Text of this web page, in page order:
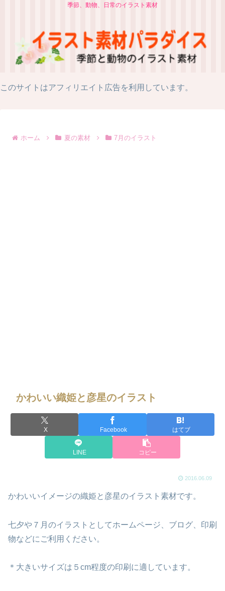
季節、動物、日常のイラスト素材
このサイトはアフィリエイト広告を利用しています。
ホーム 夏の素材 7月のイラスト
かわいい織姫と彦星のイラスト
X Facebook はてブ
LINE コピー
2016.06.09
かわいいイメージの織姫と彦星のイラスト素材です。
七夕や７月のイラストとしてホームページ、ブログ、印刷
物などにご利用ください。
＊大きいサイズは５cm程度の印刷に適しています。